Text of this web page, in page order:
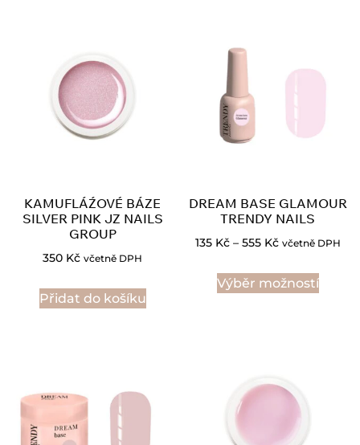
KAMUFLÁŹOVÉ BÁZE
SILVER PINK JZ NAILS
GROUP
350 Kč včetně DPH
Přidat do košíku
DREAM BASE GLAMOUR
TRENDY NAILS
135 Kč – 555 Kč včetně DPH
Výběr možností